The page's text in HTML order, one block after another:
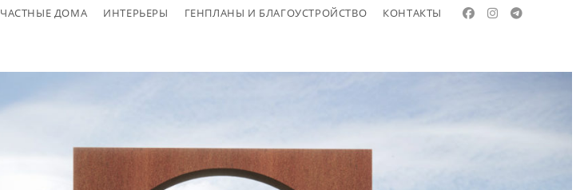
ЧАСТНЫЕ ДОМА ИНТЕРЬЕРЫ ГЕНПЛАНЫ И БЛАГОУСТРОЙСТВО КОНТАКТЫ